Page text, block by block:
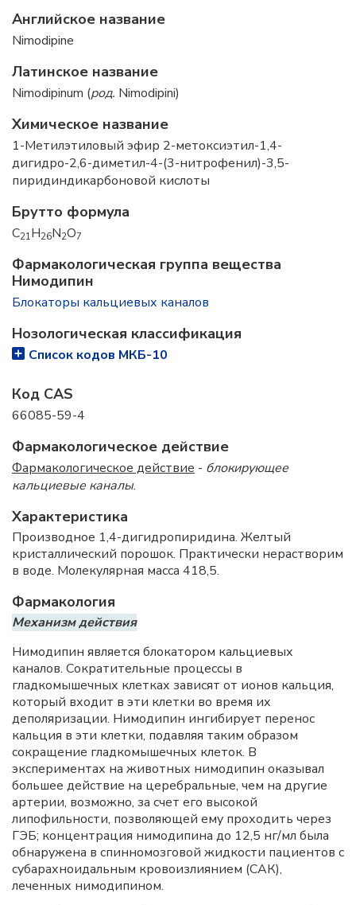
Английское название
Nimodipine
Латинское название
Nimodipinum (род. Nimodipini)
Химическое название
1-Метилэтиловый эфир 2-метоксиэтил-1,4-
дигидро-2,6-диметил-4-(3-нитрофенил)-3,5-
пиридиндикарбоновой кислоты
Брутто формула
C21H26N2O7
Фармакологическая группа вещества
Нимодипин
Блокаторы кальциевых каналов
Нозологическая классификация
Список кодов МКБ-10
Код CAS
66085-59-4
Фармакологическое действие
Фармакологическое действие - блокирующее
кальциевые каналы.
Характеристика
Производное 1,4-дигидропиридина. Желтый
кристаллический порошок. Практически нерастворим
в воде. Молекулярная масса 418,5.
Фармакология
Механизм действия
Нимодипин является блокатором кальциевых
каналов. Сократительные процессы в
гладкомышечных клетках зависят от ионов кальция,
который входит в эти клетки во время их
деполяризации. Нимодипин ингибирует перенос
кальция в эти клетки, подавляя таким образом
сокращение гладкомышечных клеток. В
экспериментах на животных нимодипин оказывал
большее действие на церебральные, чем на другие
артерии, возможно, за счет его высокой
липофильности, позволяющей ему проходить через
ГЭБ; концентрация нимодипина до 12,5 нг/мл была
обнаружена в спинномозговой жидкости пациентов с
субарахноидальным кровоизлиянием (САК),
леченных нимодипином.